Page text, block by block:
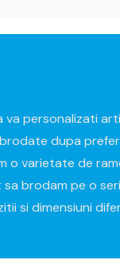
va personalizati
dupa
o varietate de
brodam pe o
si dimensiuni